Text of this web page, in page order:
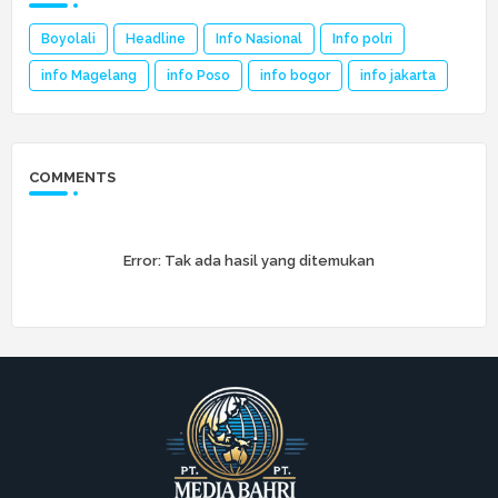
Boyolali Headline Info Nasional Info polri
info Magelang info Poso info bogor info jakarta
COMMENTS
Error: Tak ada hasil yang ditemukan